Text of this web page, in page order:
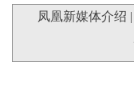
凤凰新媒体介绍 |